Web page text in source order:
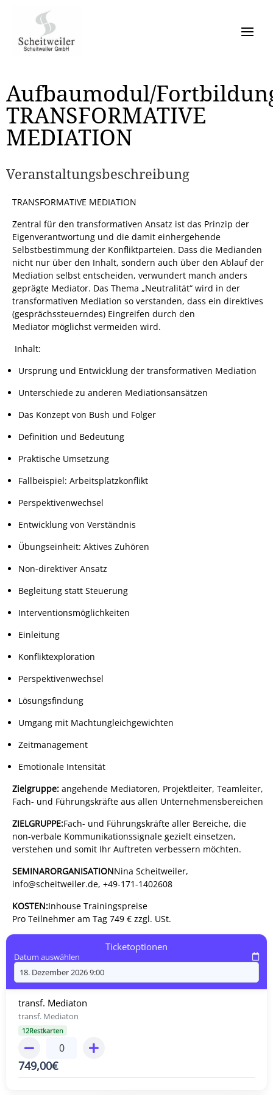
Aufbaumodul/
TRANSFORMATIVE
MEDIATION
Veranstaltungsbeschreibung
TRANSFORMATIVE MEDIATION
Zentral für den transformativen Ansatz ist das Prinzip der
Eigenverantwortung und die damit einhergehende
Selbstbestimmung der Konfliktparteien. Dass die Medianden
nicht nur über den Inhalt, sondern auch über den Ablauf der
Mediation selbst entscheiden, verwundert manch anders
geprägte Mediator. Das Thema „Neutralität“ wird in der
transformativen Mediation so verstanden, dass ein direktives
(gesprächssteuerndes) Eingreifen durch den
Mediator möglichst vermeiden wird.
Inhalt:
Ursprung und Entwicklung der transformativen Mediation
Unterschiede zu anderen Mediationsansätzen
Das Konzept von Bush und Folger
Definition und Bedeutung
Praktische Umsetzung
Fallbeispiel: Arbeitsplatzkonflikt
Perspektivenwechsel
Entwicklung von Verständnis
Übungseinheit: Aktives Zuhören
Non-direktiver Ansatz
Begleitung statt Steuerung
Interventionsmöglichkeiten
Einleitung
Konfliktexploration
Perspektivenwechsel
Lösungsfindung
Umgang mit Machtungleichgewichten
Zeitmanagement
Emotionale Intensität
Zielgruppe: angehende Mediatoren, Projektleiter, Teamleiter,
Fach- und Führungskräfte aus allen Unternehmensbereichen
ZIELGRUPPE:Fach- und Führungskräfte aller Bereiche, die
non-verbale Kommunikationssignale gezielt einsetzen,
verstehen und somit Ihr Auftreten verbessern möchten.
SEMINARORGANISATIONNina Scheitweiler,
info@scheitweiler.de, +49-171-1402608
KOSTEN:Inhouse Trainingspreise
Pro Teilnehmer am Tag 749 € zzgl. USt.
Ticketoptionen
Datum auswählen
transf. Mediaton
transf. Mediaton
12Restkarten
749,00€